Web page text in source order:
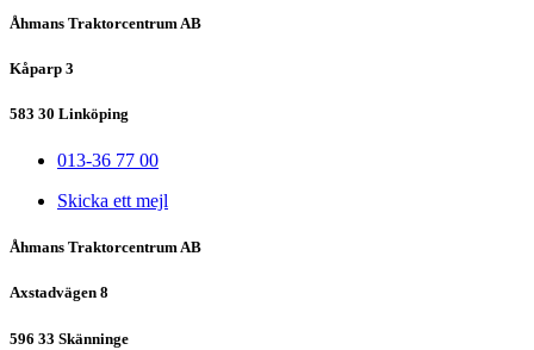
Åhmans Traktorcentrum AB
Kåparp 3
583 30 Linköping
013-36 77 00
Skicka ett mejl
Åhmans Traktorcentrum AB
Axstadvägen 8
596 33 Skänninge